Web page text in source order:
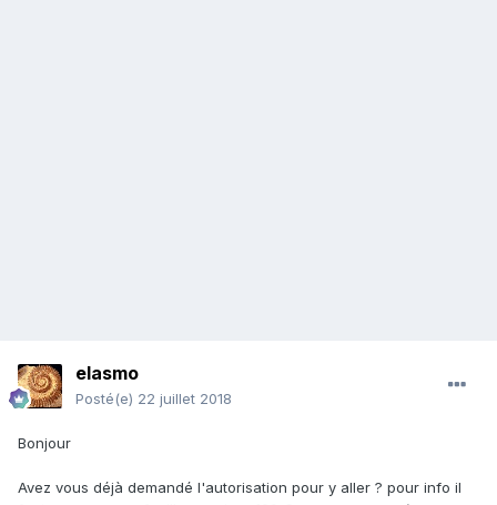
elasmo
Posté(e) 22 juillet 2018
Bonjour
Avez vous déjà demandé l'autorisation pour y aller ? pour info il